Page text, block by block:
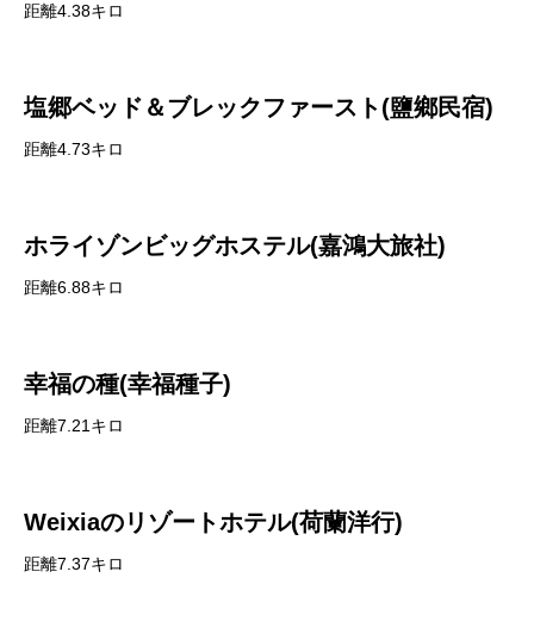
距離4.38キロ
塩郷ベッド＆ブレックファースト(鹽鄉民宿)
距離4.73キロ
ホライゾンビッグホステル(嘉鴻大旅社)
距離6.88キロ
幸福の種(幸福種子)
距離7.21キロ
Weixiaのリゾートホテル(荷蘭洋行)
距離7.37キロ